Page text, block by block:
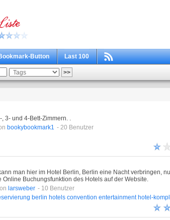
Button Last 100
3- und 4-Bett-Zimmern. .
bookybookmark1 - 20 Benutzer
man hier im Hotel Berlin, Berlin eine Nacht verbringen,
Buchungsfunktion des Hotels auf der Website.
larsweber - 10 Benutzer
berlin hotels convention entertainment hotel-